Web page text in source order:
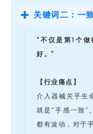
关键词二：一
“不仅是第1个
好。”
【行业痛点】
介入器械关乎生
就是“手感一致”
都有波动，对于